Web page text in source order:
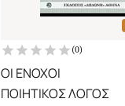
(0)
ΟΙ ΕΝΟΧΟΙ
ΠΟΙΗΤΙΚΟΣ ΛΟΓΟΣ